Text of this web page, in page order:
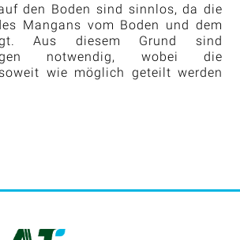
den Boden sind sinnlos, da die
Mangans vom Boden und dem
Aus diesem Grund sind
notwendig, wobei die
wie möglich geteilt werden